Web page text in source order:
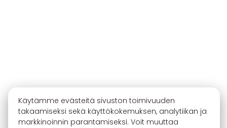
Käytämme evästeitä sivuston toimivuuden
takaamiseksi sekä käyttökokemuksen, analytiikan ja
markkinoinnin parantamiseksi. Voit muuttaa